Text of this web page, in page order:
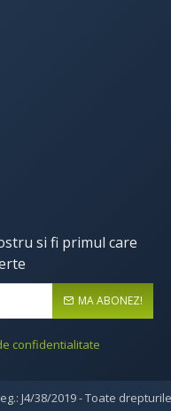
si fi primul care
MA ABONEZ!
confidentialitate
J4/38/2019 - Toate